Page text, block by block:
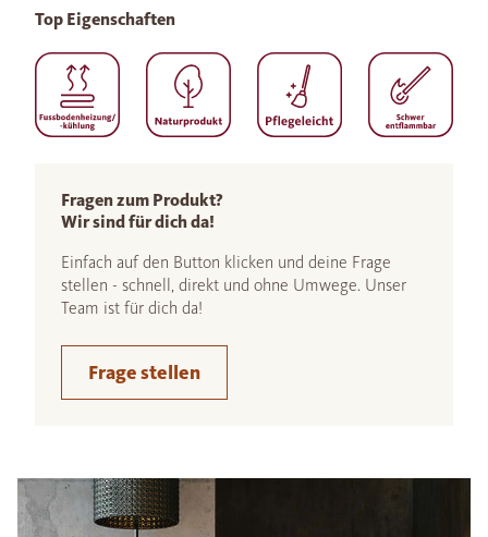
Fragen zum Produkt?
Wir sind für dich da!
Einfach auf den Button klicken und deine Frage
stellen - schnell, direkt und ohne Umwege. Unser
Team ist für dich da!
Frage stellen
Top Eigenschaften